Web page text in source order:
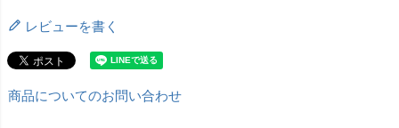
レビューを書く
商品についてのお問い合わせ